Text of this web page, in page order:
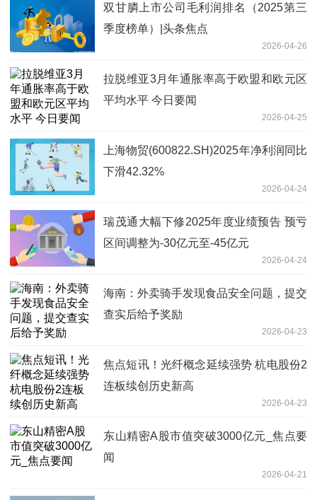
双甘膦上市公司毛利润排名（2025第三
季度榜单）|头条焦点
2026-04-26
拉脱维亚3月年通胀率高于欧盟和欧元区
平均水平 今日要闻
2026-04-25
上海物贸(600822.SH)2025年净利润同比
下滑42.32%
2026-04-24
瑞茂通大幅下修2025年度业绩预告 预亏
区间调整为-30亿元至-45亿元
2026-04-24
海南：外卖骑手发现食品安全问题，提交
查实后给予奖励
2026-04-23
焦点短讯！光纤概念延续强势 杭电股份2
连板续创历史新高
2026-04-23
东山精密A股市值突破3000亿元_焦点要
闻
2026-04-21